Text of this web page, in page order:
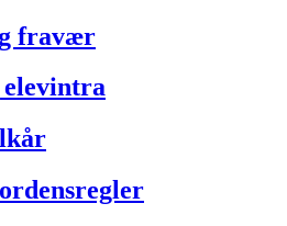
fravær
elevintra